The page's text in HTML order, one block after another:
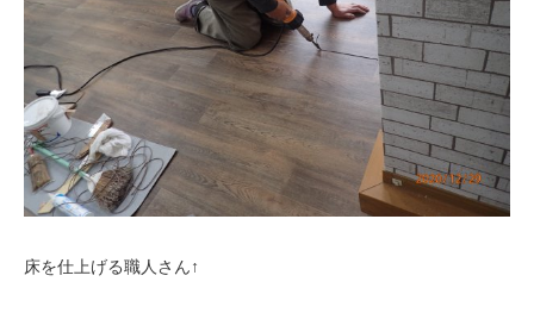
床を仕上げる職人さん↑